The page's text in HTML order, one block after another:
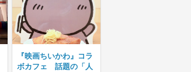
『映画ちいかわ』コラ
ボカフェ 話題の「人